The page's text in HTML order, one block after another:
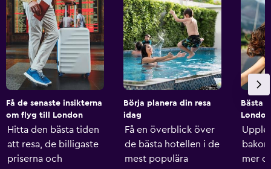
Få de senaste insikterna
om flyg till London
Hitta den bästa tiden
att resa, de billigaste
priserna och
Börja planera din resa
idag
Få en överblick över
de bästa hotellen i de
mest populära
Bästa
London
mer